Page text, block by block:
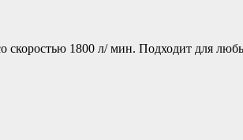
1800 л/ мин. Подходит для